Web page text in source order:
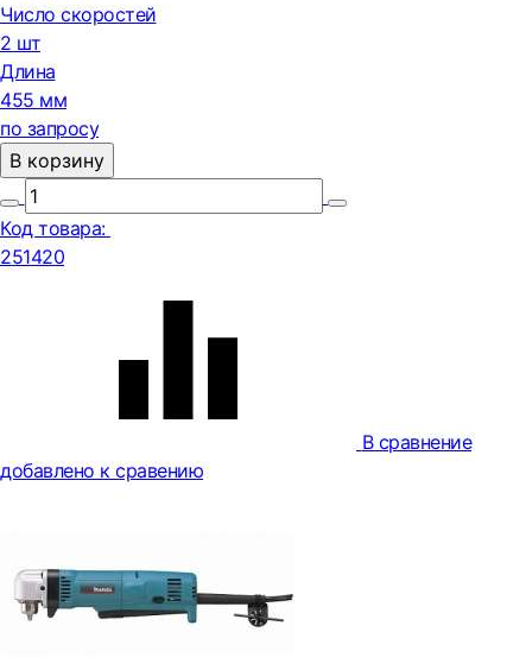
Число скоростей
2 шт
Длина
455 мм
по запросу
В корзину
Код товара:
251420
В сравнение
добавлено к сравению